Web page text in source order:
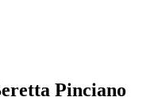
Pinciano